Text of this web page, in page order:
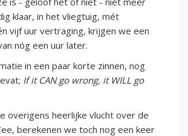
klaar, in het vliegtuig, mét
vijf uur vertraging, krijgen we een
nóg een uur later.
in een paar korte zinnen, nog
If it CAN go wrong, it WILL go
overigens heerlijke vlucht over de
berekenen we toch nog een keer